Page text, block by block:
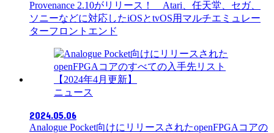
Provenance 2.10がリリース！ Atari、任天堂、セガ、
ソニーなどに対応したiOSとtvOS用マルチエミュレー
ターフロントエンド
ニュース
2024.05.06
Analogue Pocket向けにリリースされたopenFPGAコアの